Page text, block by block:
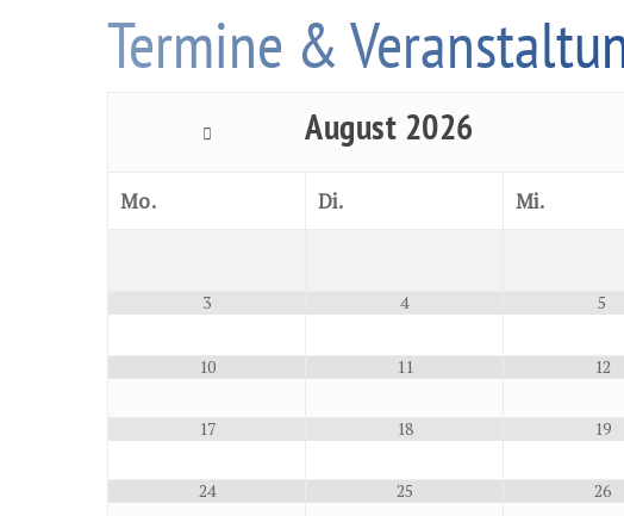
Termine &
August 2026
Mo. Di. Mi.
3 4 5
10 11 12
17 18 19
24 25 26